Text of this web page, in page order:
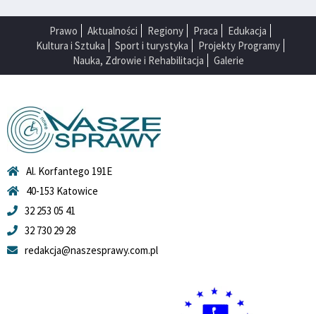
Prawo Aktualności Regiony Praca
Edukacja
Kultura i Sztuka
Sport i turystyka
Projekty Programy
Nauka, Zdrowie i Rehabilitacja
Galerie
Al. Korfantego 191E
40-153 Katowice
32 253 05 41
32 730 29 28
redakcja@naszesprawy.com.pl